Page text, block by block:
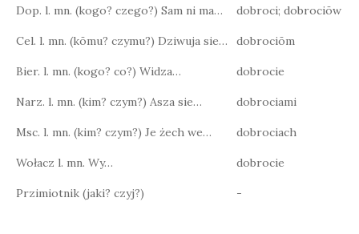
Dop. l. mn. (kogo? czego?) Sam ni ma… dobroci; dobrociōw
Cel. l. mn. (kōmu? czymu?) Dziwuja sie… dobrociōm
Bier. l. mn. (kogo? co?) Widza… dobrocie
Narz. l. mn. (kim? czym?) Asza sie… dobrociami
Msc. l. mn. (kim? czym?) Je żech we… dobrociach
Wołacz l. mn. Wy… dobrocie
Przimiotnik (jaki? czyj?) -